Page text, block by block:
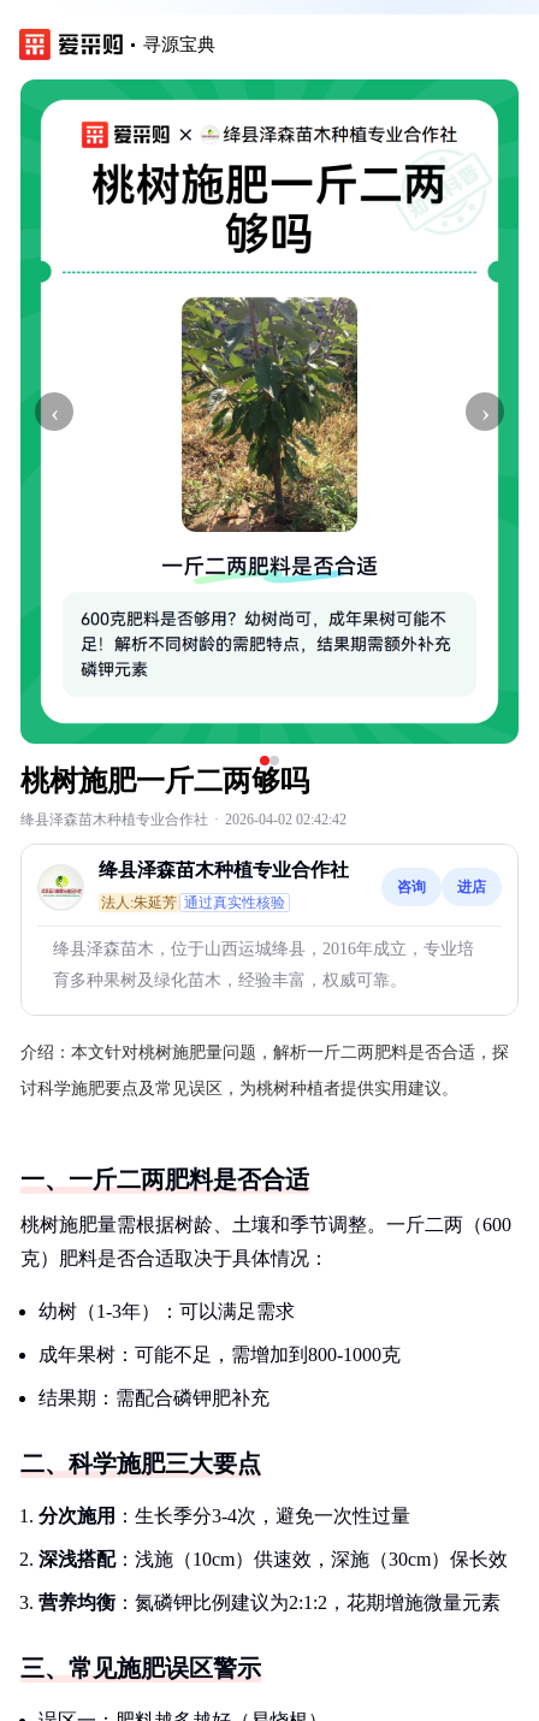
寻源宝典
‹ ›
桃树施肥一斤二两够吗
绛县泽森苗木种植专业合作社 · 2026-04-02 02:42:42
绛县泽森苗木种植专业合作社
法人:朱延芳 通过真实性核验
咨询 进店
绛县泽森苗木，位于山西运城绛县，2016年成立，专业培
育多种果树及绿化苗木，经验丰富，权威可靠。
介绍： 本文针对桃树施肥量问题，解析一斤二两肥料是否合适，探
讨科学施肥要点及常见误区，为桃树种植者提供实用建议。
一、一斤二两肥料是否合适
桃树施肥量需根据树龄、土壤和季节调整。一斤二两（600
克）肥料是否合适取决于具体情况：
幼树（1-3年）：可以满足需求
成年果树：可能不足，需增加到800-1000克
结果期：需配合磷钾肥补充
二、科学施肥三大要点
分次施用 ：生长季分3-4次，避免一次性过量
深浅搭配：浅施（10cm）供速效，深施（30cm）保长效
营养均衡 ：氮磷钾比例建议为2:1:2，花期增施微量元素
三、常见施肥误区警示